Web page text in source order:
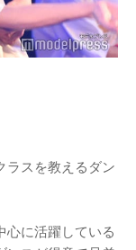
ラスを教えるダン
心に活躍している